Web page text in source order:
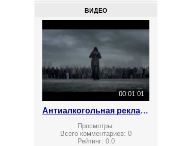
ВИДЕО
00:01:01
Антиалкогольная реклама
Просмотры:
Всего комментариев:0
Рейтинг: 0.0